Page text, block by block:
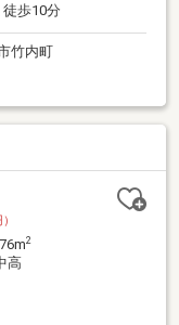
歩10分
竹内町
2
高